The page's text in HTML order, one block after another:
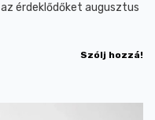
érdeklődőket augusztus
Szólj hozzá!